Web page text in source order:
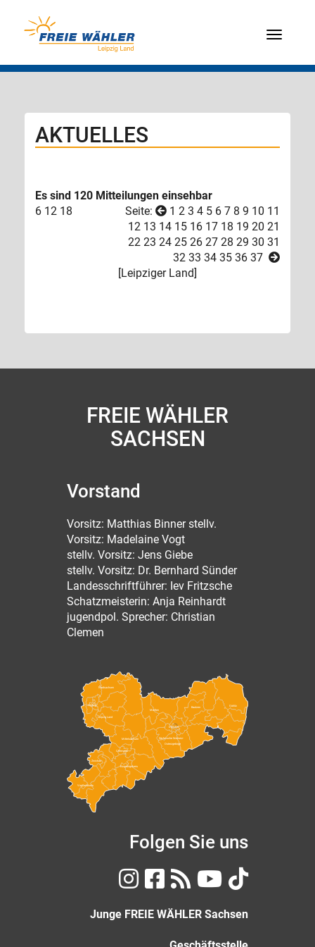
Menü
AKTUELLES
Es sind 120 Mitteilungen einsehbar
6 12 18 Seite: 1 2 3 4 5 6 7 8 9 10 11
12 13 14 15 16 17 18 19 20 21
22 23 24 25 26 27 28 29 30 31
32 33 34 35 36 37
[Leipziger Land]
FREIE WÄHLER
SACHSEN
Vorstand
Vorsitz: Matthias Binner stellv.
Vorsitz: Madelaine Vogt
stellv. Vorsitz: Jens Giebe
stellv. Vorsitz: Dr. Bernhard Sünder
Landesschriftführer: Iev Fritzsche
Schatzmeisterin: Anja Reinhardt
jugendpol. Sprecher: Christian
Clemen
Bautzen Görlitz
Leipzig
Leipzig Land
Meißen
Erzgebirgskreis
Mittelsachsen
Nordsachsen
Osterzgebirge
Sächsische Schweiz-
Vogtlandkreis
Zwickau
Dresden
Chemnitz
Folgen Sie uns
Junge FREIE WÄHLER Sachsen